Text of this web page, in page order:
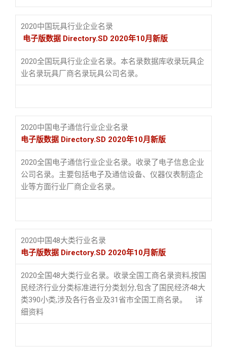
2020中国玩具行业企业名录
电子版数据 Directory.SD 2020年10月新版
2020全国玩具行业企业名录。本名录数据库收录玩具企
业名录玩具厂商名录玩具公司名录。
2020中国电子通信行业企业名录
电子版数据 Directory.SD 2020年10月新版
2020全国电子通信行业企业名录。收录了电子信息企业
公司名录。主要包括电子及通信设备、仪器仪表制造企
业等方面行业厂商企业名录。
2020中国48大类行业名录
电子版数据 Directory.SD 2020年10月新版
2020全国48大类行业名录。收录全国工商名录资料,按国
民经济行业分类标准进行分类划分,包含了国民经济48大
类390小类,涉及各行各业及31省市全国工商名录。 详
细资料